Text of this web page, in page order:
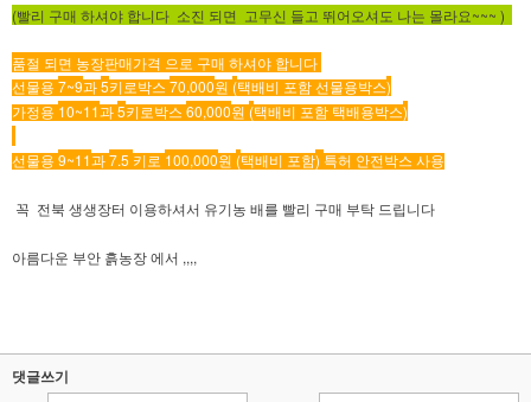
(빨리 구매 하셔야 합니다 소진 되면 고무신 들고 뛰어오셔도 나는 몰라요~~~ )
품절 되면 농장판매가격 으로 구매 하셔야 합니다
선물용 7~9과 5키로박스 70,000원 (택배비 포함 선물용박스)
가정용 10~11과 5키로박스 60,000원 (택배비 포함 택배용박스)
선물용 9~11과 7.5 키로 100,000원 (택배비 포함) 특허 안전박스 사용
꼭 전북 생생장터 이용하셔서 유기농 배를 빨리 구매 부탁 드립니다
아름다운 부안 흙농장 에서 ,,,,
댓글쓰기